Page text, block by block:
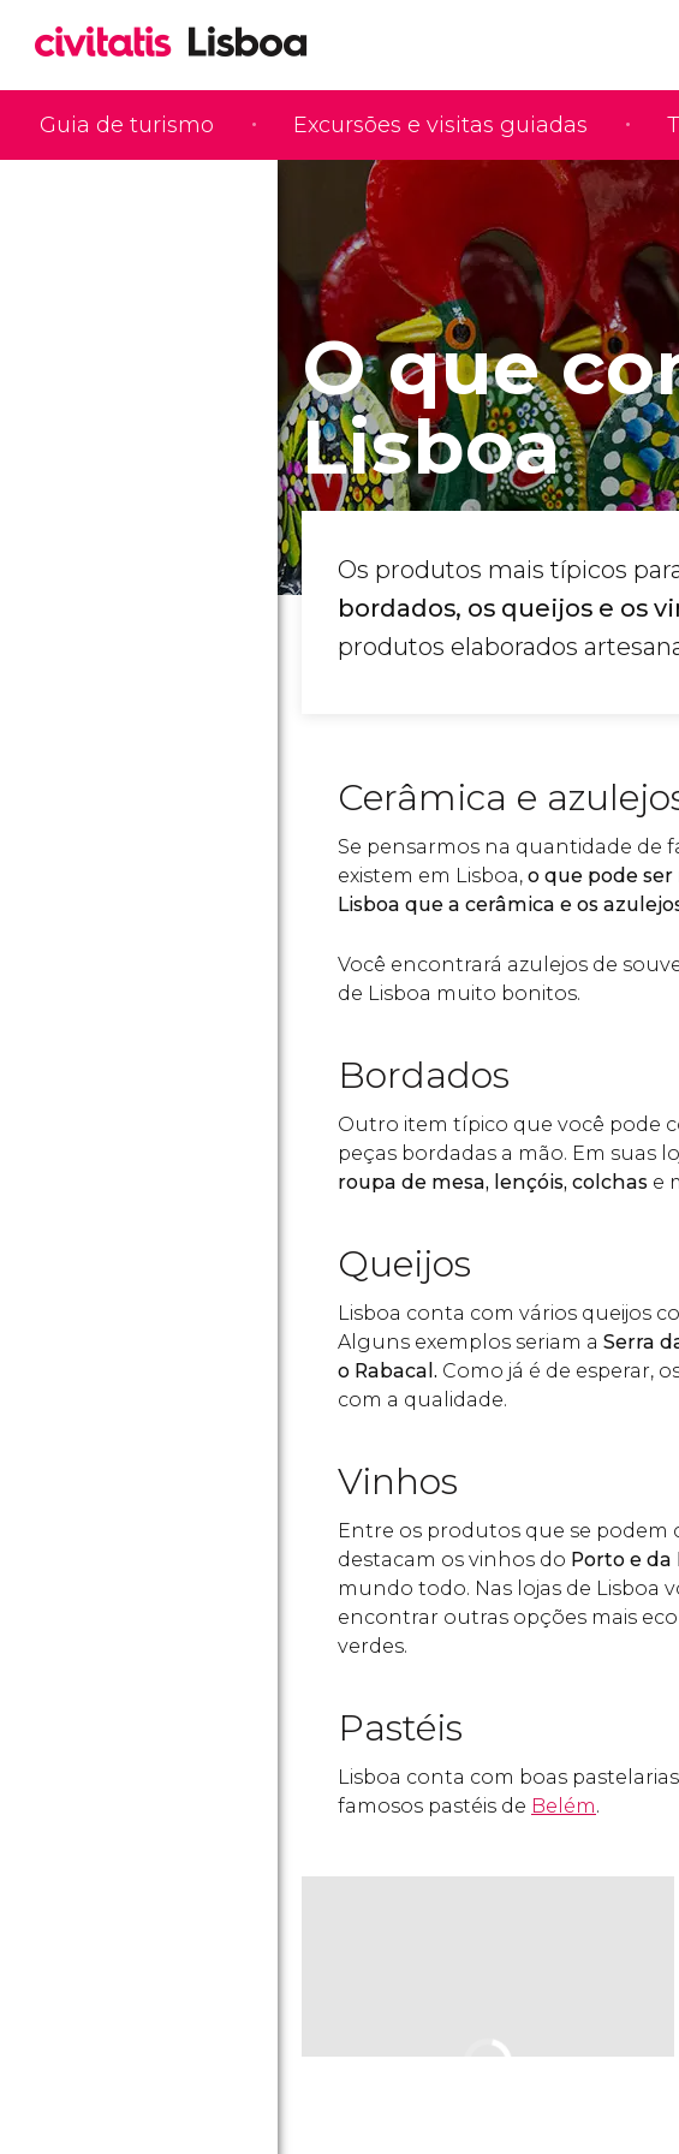
Guia de turismo Excursões e visitas guiadas
O que
Lisboa
Os produtos mais típicos
bordados, os queijos e os
produtos elaborados
Cerâmica e
Se pensarmos na quantidade de
existem em Lisboa, o que pode
Lisboa que a cerâmica e os
Você encontrará azulejos de
de Lisboa muito bonitos.
Bordados
Outro item típico que você pode
peças bordadas a mão. Em suas
roupa de mesa, lençóis, colchas e
Queijos
Lisboa conta com vários queijos
Alguns exemplos seriam a Serra
o Rabacal. Como já é de esperar,
com a qualidade.
Vinhos
Entre os produtos que se podem
destacam os vinhos do Porto e da
mundo todo. Nas lojas de Lisboa
encontrar outras opções mais
verdes.
Pastéis
Lisboa conta com boas
famosos pastéis de Belém.